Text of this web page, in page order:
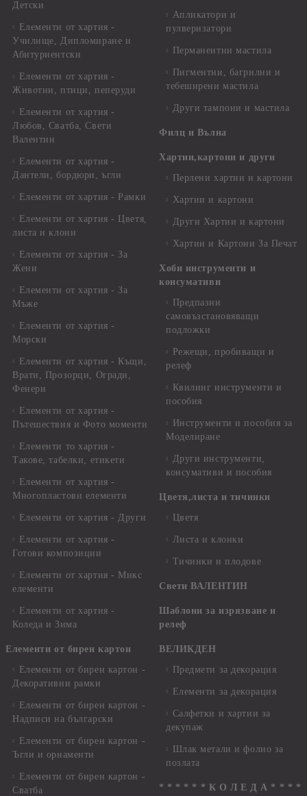
Детски
Елементи от хартия -
Училище, Дипломиране и
Абитуриентски
Елементи от хартия -
Животни, птици, пеперуди
Елементи от хартия -
Любов, Сватба, Свети
Валентин
Елементи от хартия -
Дантели, бордюри, ъгли
Елементи от хартия - Рамки
Елементи от хартия - Цветя,
листа и клони
Елементи от хартия - За
Жени
Елементи от хартия - За
Мъже
Елементи от хартия -
Морски
Елементи от хартия - Къщи,
Врати, Прозорци, Огради,
Фенери
Елементи от хартия -
Пътешествия и Фото моменти
Елементи то хартия -
Такове, табелки, етикети
Елементи от хартия -
Многопластови елементи
Елементи от хартия - Други
Елементи от хартия -
Готови композиции
Елементи от хартия - Микс
елементи
Елементи от хартия -
Коледа и Зима
Елементи от бирен картон
Елементи от бирен картон -
Декоративни рамки
Елементи от бирен картон -
Надписи на български
Елементи от бирен картон -
Ъгли и орнаменти
Елементи от бирен картон -
Сватба
Апликатори и
пулверизатори
Перманентни мастила
Пигментни, багрилни и
тебеширени мастила
Други тампони и мастила
Филц и Вълна
Хартии,картони и други
Перлени хартии и картони
Хартии и картони
Други Хартии и картони
Хартии и Картони За Печат
Хоби инструменти и
консумативи
Предпазни
самовъзстановяващи
подложки
Режещи, пробиващи и
релеф
Квилинг инструменти и
пособия
Инструменти и пособия за
Моделиране
Други инструменти,
консумативи и пособия
Цветя,листа и тичинки
Цветя
Листа и клонки
Тичинки и плодове
Свети ВАЛЕНТИН
Шаблони за изрязване и
релеф
ВЕЛИКДЕН
Предмети за декорация
Елементи за декорация
Салфетки и хартии за
декупаж
Шлак метали и фолио за
позлата
* * * * * * К О Л Е Д А * * * *